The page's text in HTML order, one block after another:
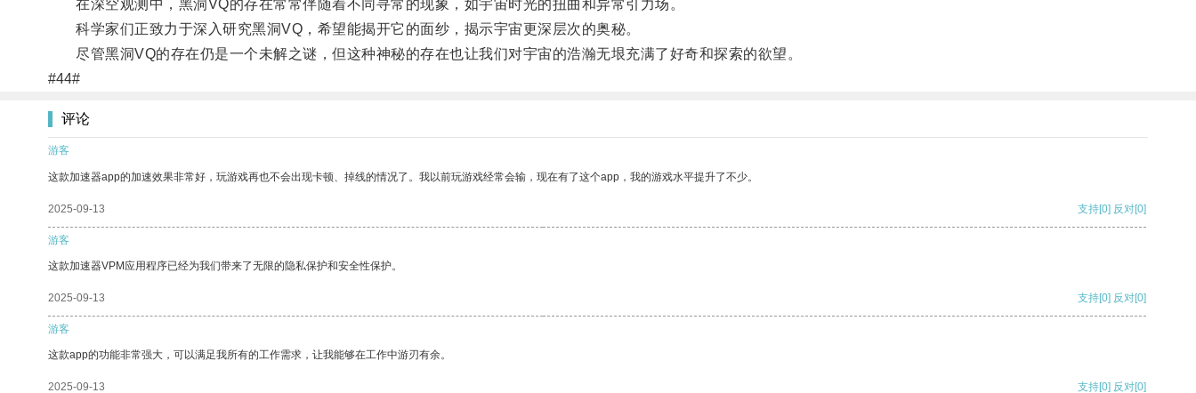
在深空观测中，黑洞VQ的存在常常伴随着不同寻常的现象，如宇宙时光的扭曲和异常引力场。
科学家们正致力于深入研究黑洞VQ，希望能揭开它的面纱，揭示宇宙更深层次的奥秘。
尽管黑洞VQ的存在仍是一个未解之谜，但这种神秘的存在也让我们对宇宙的浩瀚无垠充满了好奇和探索的欲望。
#44#
评论
游客
这款加速器app的加速效果非常好，玩游戏再也不会出现卡顿、掉线的情况了。我以前玩游戏经常会输，现在有了这个app，我的游戏水平提升了不少。
2025-09-13 支持[0] 反对[0]
游客
这款加速器VPM应用程序已经为我们带来了无限的隐私保护和安全性保护。
2025-09-13 支持[0] 反对[0]
游客
这款app的功能非常强大，可以满足我所有的工作需求，让我能够在工作中游刃有余。
2025-09-13 支持[0] 反对[0]